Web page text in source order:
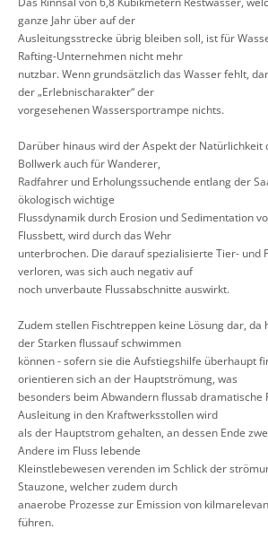
ganze Jahr über auf der
Ausleitungsstrecke übrig bleiben soll, ist für
Rafting-Unternehmen nicht mehr
nutzbar. Wenn grundsätzlich das Wasser fehlt,
der „Erlebnischarakter“ der
vorgesehenen Wassersportrampe nichts.
Darüber hinaus wird der Aspekt der Natürlichkeit
Bollwerk auch für Wanderer,
Radfahrer und Erholungssuchende entlang der
ökologisch wichtige
Flussdynamik durch Erosion und Sedimentation
Flussbett, wird durch das Wehr
unterbrochen. Die darauf spezialisierte Tier- und
verloren, was sich auch negativ auf
noch unverbaute Flussabschnitte auswirkt.
Zudem stellen Fischtreppen keine Lösung dar,
der Starken flussauf schwimmen
können - sofern sie die Aufstiegshilfe überhaupt
orientieren sich an der Hauptströmung, was
besonders beim Abwandern flussab dramatische
Ausleitung in den Kraftwerksstollen wird
als der Hauptstrom gehalten, an dessen Ende
Andere im Fluss lebende
Kleinstlebewesen verenden im Schlick der
Stauzone, welcher zudem durch
anaerobe Prozesse zur Emission von
führen.